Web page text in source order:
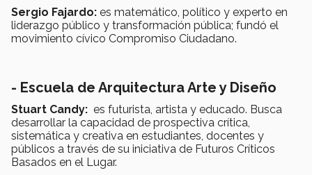
Sergio Fajardo: es matemático, político y experto en
liderazgo público y transformación pública; fundó el
movimiento cívico Compromiso Ciudadano.
- Escuela de Arquitectura Arte y Diseño
Stuart Candy: es futurista, artista y educado. Busca
desarrollar la capacidad de prospectiva crítica,
sistemática y creativa en estudiantes, docentes y
públicos a través de su iniciativa de Futuros Críticos
Basados ​​en el Lugar.